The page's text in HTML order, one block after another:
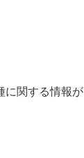
に関する情報が